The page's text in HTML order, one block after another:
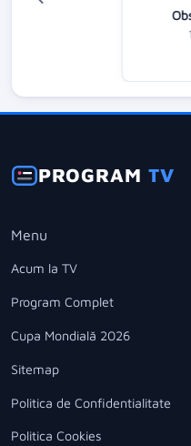
PROGRAMTV
Menu
Acum la TV
Program Complet
Cupa Mondială 2026
Sitemap
Politica de Confidentialitate
Politica Cookies